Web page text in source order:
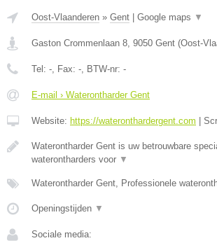
Oost-Vlaanderen » Gent Google maps ▼
Gaston Crommenlaan 8, 9050 Gent (Oost-
Tel: -, Fax: -, BTW-nr: -
E-mail › Waterontharder Gent
Website: https://wateronthardergent.com
Waterontharder Gent is uw betrouwbare
waterontharders voor ▼
Waterontharder Gent, Professionele
Openingstijden ▼
Sociale media: